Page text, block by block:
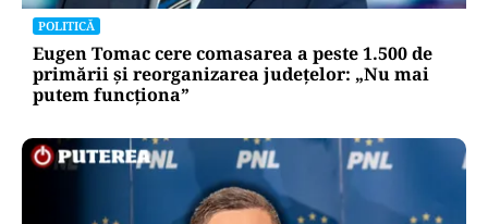
POLITICĂ
Eugen Tomac cere comasarea a peste 1.500 de
primării și reorganizarea județelor: „Nu mai
putem funcționa”